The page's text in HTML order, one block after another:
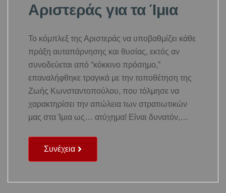
Αριστεράς για τα Ίμια
Το κόμπλεξ της Αριστεράς να υποβαθμίζει κάθε
πράξη αυταπάρνησης και θυσίας, εκτός αν
συνοδεύεται από “κόκκινο πρόσημο,”
επαναλήφθηκε τραγικά με την τοποθέτηση της
Ζωής Κωνσταντοπούλου, που τόλμησε να
χαρακτηρίσει την απώλεια των στρατιωτικών
μας στα Ίμια ως… ατύχημα! Είναι δυνατόν,…
Συνέχεια